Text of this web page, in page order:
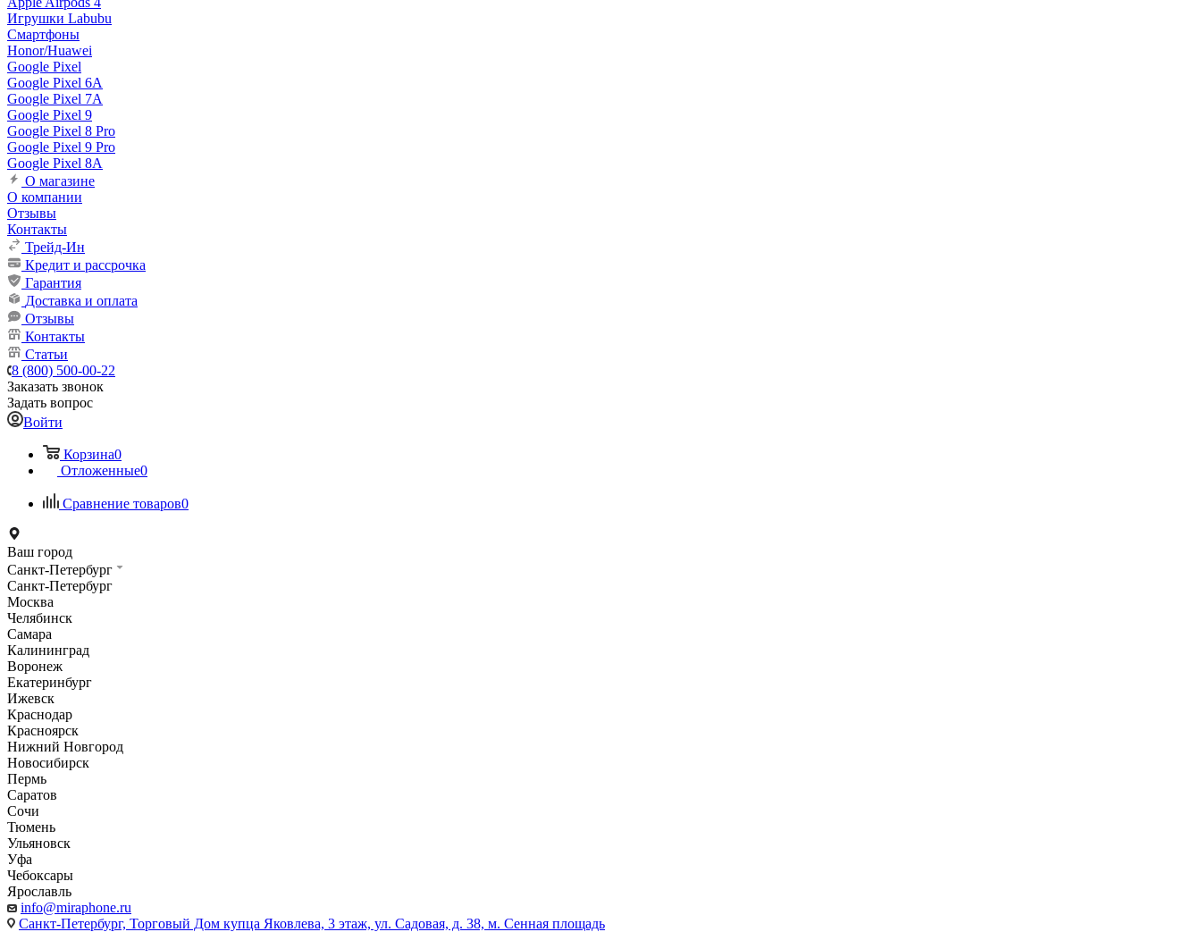
Игрушки Labubu
Смартфоны
Honor/Huawei
Google Pixel
Google Pixel 6A
Google Pixel 7А
Google Pixel 9
Google Pixel 8 Pro
Google Pixel 9 Pro
Google Pixel 8A
О магазине
О компании
Отзывы
Контакты
Трейд-Ин
Кредит и рассрочка
Гарантия
Доставка и оплата
Отзывы
Контакты
Статьи
8 (800) 500-00-22
Заказать звонок
Задать вопрос
Войти
Корзина0
Отложенные0
Сравнение товаров0
Ваш город
Санкт-Петербург
Санкт-Петербург
Москва
Челябинск
Самара
Калининград
Воронеж
Екатеринбург
Ижевск
Краснодар
Красноярск
Нижний Новгород
Новосибирск
Пермь
Саратов
Сочи
Тюмень
Ульяновск
Уфа
Чебоксары
Ярославль
info@miraphone.ru
Санкт-Петербург, Торговый Дом купца Яковлева, 3 этаж, ул. Садовая, д. 38, м. Сенная площадь